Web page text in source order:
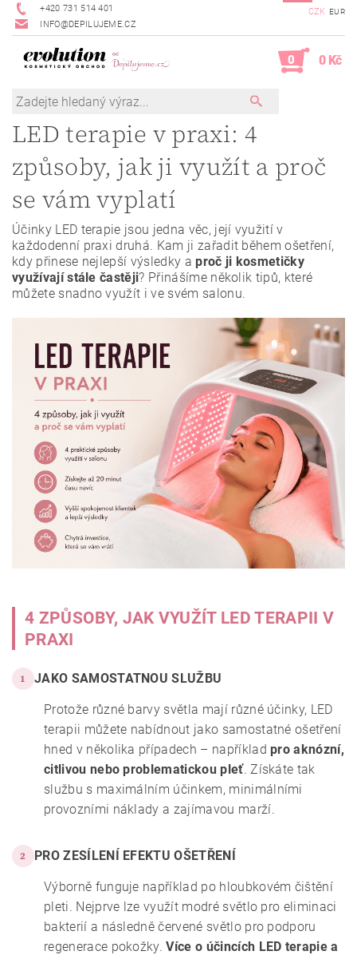
+420 731 514 401
INFO@DEPILUJEME.CZ
CZK EUR
0 0 Kč
LED terapie v praxi: 4
způsoby, jak ji využít a proč
se vám vyplatí
Účinky LED terapie jsou jedna věc, její využití v
každodenní praxi druhá. Kam ji zařadit během ošetření,
kdy přinese nejlepší výsledky a proč ji kosmetičky
využívají stále častěji? Přinášíme několik tipů, které
můžete snadno využít i ve svém salonu.
4 ZPŮSOBY, JAK VYUŽÍT LED TERAPII V
PRAXI
1 JAKO SAMOSTATNOU SLUŽBU
Protože různé barvy světla mají různé účinky, LED
terapii můžete nabídnout jako samostatné ošetření
hned v několika případech – napříkladpro aknózní,
citlivou nebo problematickou pleť. Získáte tak
službu s maximálním účinkem, minimálními
provozními náklady a zajímavou marží.
2 PRO ZESÍLENÍ EFEKTU OŠETŘENÍ
Výborně funguje například po hloubkovém čištění
pleti. Nejprve lze využít modré světlo pro eliminaci
bakterií a následně červené světlo pro podporu
regenerace pokožky.Více o účincích LED terapie a